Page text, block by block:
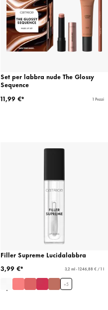
Set per labbra nude The Glossy
Sequence
11,99 €*
1 Pezzi
Filler Supreme Lucidalabbra
3,99 €*
3,2 ml - 1246,88 € / 1 l
+5